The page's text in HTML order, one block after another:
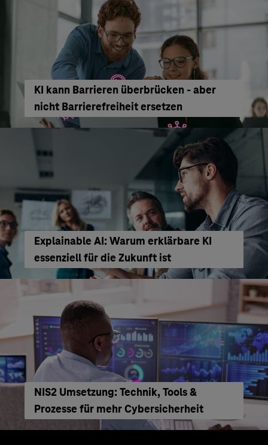
KI kann Barrieren überbrücken - aber
nicht Barrierefreiheit ersetzen
Explainable AI: Warum erklärbare KI
essenziell für die Zukunft ist
NIS2 Umsetzung: Technik, Tools &
Prozesse für mehr Cybersicherheit